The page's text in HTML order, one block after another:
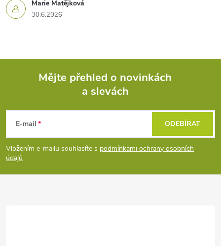
Marie Matějková
30.6.2026
p
a
Mějte přehled o novinkách
a slevách
E-mail
Vložením e-mailu souhlasíte s podmínkami ochrany osobních
údajů
ODEBÍRAT